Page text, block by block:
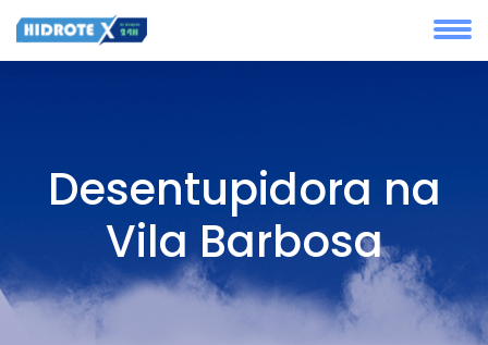
Desentupidora na
Vila Barbosa